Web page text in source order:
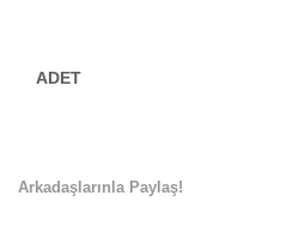
Arkadaşlarınla Paylaş!